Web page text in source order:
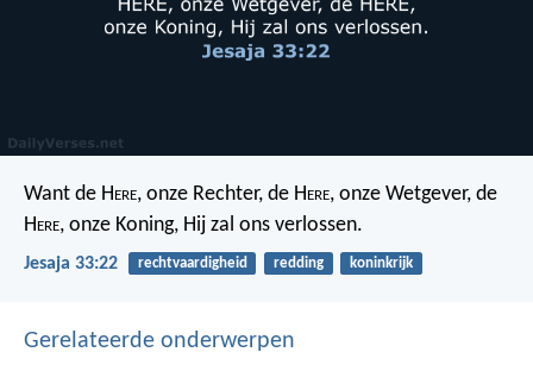
Want de Here, onze Rechter, de Here, onze Wetgever, de
Here, onze Koning, Hij zal ons verlossen.
Jesaja 33:22 rechtvaardigheid redding koninkrijk
Gerelateerde onderwerpen